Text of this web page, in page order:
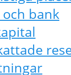
och bank